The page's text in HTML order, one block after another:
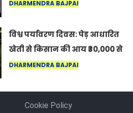
शहर का मान
DHARMENDRA BAJPAI
विश्व पर्यावरण दिवस: पेड़ आधारित
खेती से किसान की आय ₹30,000 से
बढ़कर ₹3 लाख प्रति एकड़ हुई
DHARMENDRA BAJPAI
Cookie Policy